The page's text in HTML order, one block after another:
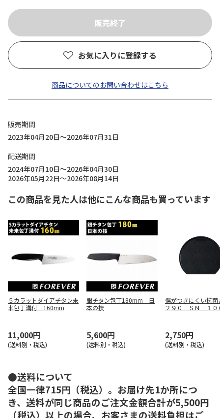
お気に入りに登録する
商品についてのお問い合わせはこちら
販売期間
2023年04月20日～2026年07月31日
配送期間
2024年07月10日～2026年04月30日
2026年05月22日～2026年08月14日
この商品を見た人は他にこんな商品も買っています
５カラットダイアチタン未
来包丁溝付 160mm
11,000円
(送料別・税込)
銀チタン包丁180mm 日
本の技
5,600円
(送料別・税込)
傷がつきにくい抗菌
２９０ ＳＮ－１０
2,750円
(送料別・税込)
●送料について
全国一律715円（税込）。お届け先1か所につ
き、送料が同じ商品のご注文金額合計が5,500円
（税込）以上の場合、お客さまの送料負担はご